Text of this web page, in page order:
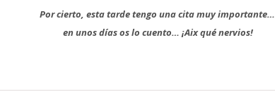
Por cierto, esta tarde tengo una cita muy importante…
en unos días os lo cuento… ¡Aix qué nervios!